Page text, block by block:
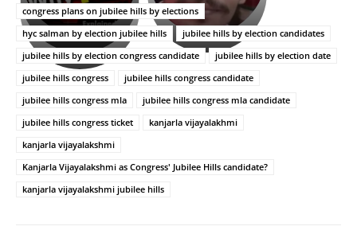
అసంపూర్ణం
స్టార్
హీరోయిన్‏గా
శెట్టి.
తీర్చుకున్న
ఉపాసన..
పాపం
రామ్
చరణ్
congress plans on jubilee hills by elections
hyc salman by election jubilee hills
jubilee hills by election candidates
jubilee hills by election congress candidate
jubilee hills by election date
jubilee hills congress
jubilee hills congress candidate
jubilee hills congress mla
jubilee hills congress mla candidate
jubilee hills congress ticket
kanjarla vijayalakhmi
kanjarla vijayalakshmi
Kanjarla Vijayalakshmi as Congress' Jubilee Hills candidate?
kanjarla vijayalakshmi jubilee hills